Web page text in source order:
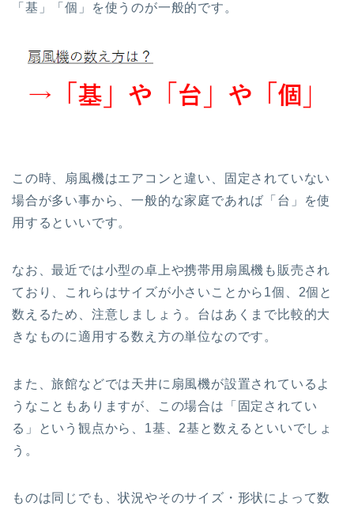
「基」「個」を使うのが一般的です。
この時、扇風機はエアコンと違い、固定されていない
場合が多い事から、一般的な家庭であれば「台」を使
用するといいです。
なお、最近では小型の卓上や携帯用扇風機も販売され
ており、これらはサイズが小さいことから1個、2個と
数えるため、注意しましょう。台はあくまで比較的大
きなものに適用する数え方の単位なのです。
また、旅館などでは天井に扇風機が設置されているよ
うなこともありますが、この場合は「固定されてい
る」という観点から、1基、2基と数えるといいでしょ
う。
ものは同じでも、状況やそのサイズ・形状によって数